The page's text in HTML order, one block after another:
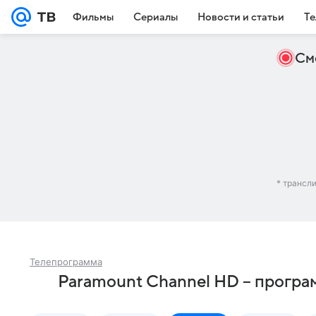
Фильмы Сериалы Новости и статьи
*
Телепрограмма
Paramount Channel HD –